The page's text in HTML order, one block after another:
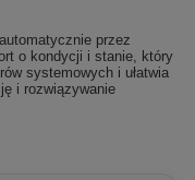
automatycznie przez
o kondycji i stanie, który
systemowych i ułatwia
i rozwiązywanie